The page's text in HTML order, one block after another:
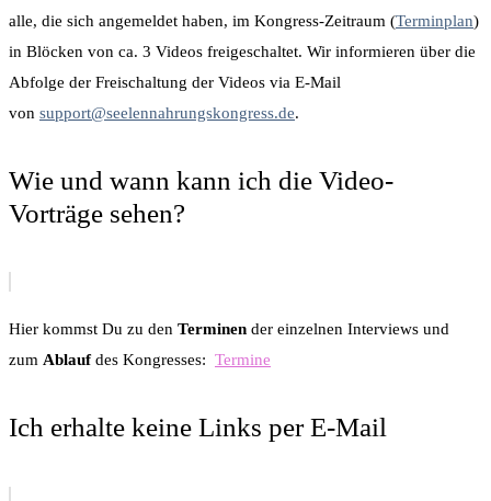
alle, die sich angemeldet haben, im Kongress-Zeitraum (Terminplan)
in Blöcken von ca. 3 Videos freigeschaltet. Wir informieren über die
Abfolge der Freischaltung der Videos via E-Mail
von support@seelennahrungskongress.de.
Wie und wann kann ich die Video-
Vorträge sehen?
Hier kommst Du zu den Terminen der einzelnen Interviews und
zum Ablaufdes Kongresses: Termine
Ich erhalte keine Links per E-Mail